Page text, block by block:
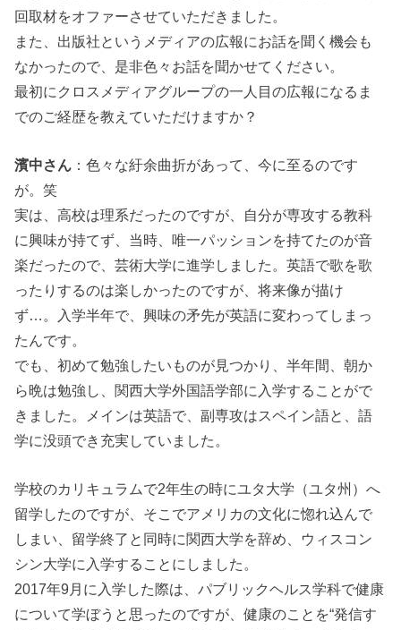
回取材をオファーさせていただきました。
また、出版社というメディアの広報にお話を聞く機会も
なかったので、是非色々お話を聞かせてください。
最初にクロスメディアグループの一人目の広報になるま
でのご経歴を教えていただけますか？
濱中さん ：色々な紆余曲折があって、今に至るのです
が。笑
実は、高校は理系だったのですが、自分が専攻する教科
に興味が持てず、当時、唯一パッションを持てたのが音
楽だったので、芸術大学に進学しました。英語で歌を歌
ったりするのは楽しかったのですが、将来像が描け
ず…。入学半年で、興味の矛先が英語に変わってしまっ
たんです。
でも、初めて勉強したいものが見つかり、半年間、朝か
ら晩は勉強し、関西大学外国語学部に入学することがで
きました。メインは英語で、副専攻はスペイン語と、語
学に没頭でき充実していました。
学校のカリキュラムで2年生の時にユタ大学（ユタ州）へ
留学したのですが、そこでアメリカの文化に惚れ込んで
しまい、留学終了と同時に関西大学を辞め、ウィスコン
シン大学に入学することにしました。
2017年9月に入学した際は、パブリックヘルス学科で健康
について学ぼうと思ったのですが、健康のことを“発信す